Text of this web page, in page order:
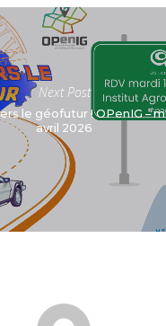
Next Post
le géofutur ! OPenIG –
avril 2026